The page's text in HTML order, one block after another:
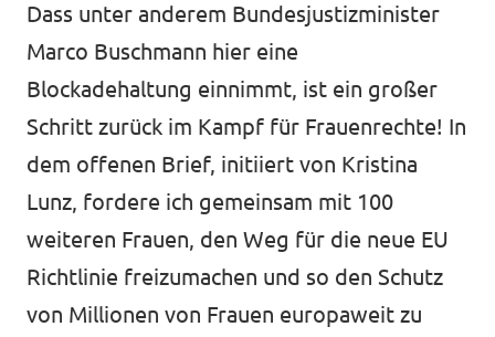
Dass unter anderem Bundesjustizminister
Marco Buschmann hier eine
Blockadehaltung einnimmt, ist ein großer
Schritt zurück im Kampf für Frauenrechte! In
dem offenen Brief, initiiert von Kristina
Lunz, fordere ich gemeinsam mit 100
weiteren Frauen, den Weg für die neue EU
Richtlinie freizumachen und so den Schutz
von Millionen von Frauen europaweit zu